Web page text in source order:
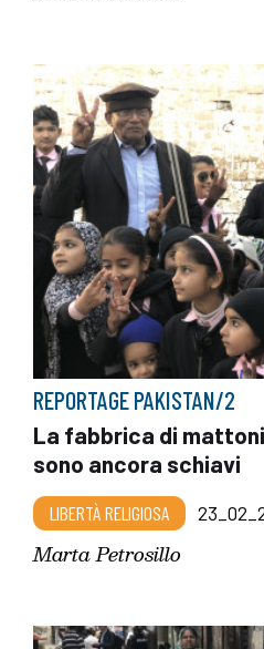
REPORTAGE PAKISTAN/2
La fabbrica di
sono ancora schiavi
LIBERTÀ RELIGIOSA
Marta Petrosillo